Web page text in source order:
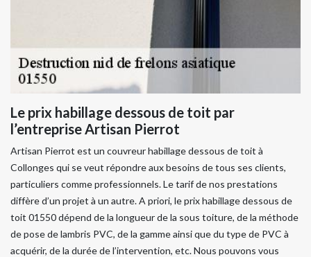
Le prix habillage dessous de toit par
l’entreprise Artisan Pierrot
Artisan Pierrot est un couvreur habillage dessous de toit à
Collonges qui se veut répondre aux besoins de tous ses clients,
particuliers comme professionnels. Le tarif de nos prestations
diffère d’un projet à un autre. A priori, le prix habillage dessous de
toit 01550 dépend de la longueur de la sous toiture, de la méthode
de pose de lambris PVC, de la gamme ainsi que du type de PVC à
acquérir, de la durée de l’intervention, etc. Nous pouvons vous